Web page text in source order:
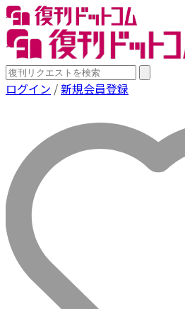
ログイン /新規会員登録